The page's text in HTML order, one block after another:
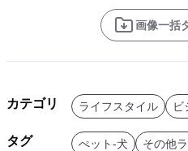
画像一括
カテゴリ ライフスタイル ビ
タグ ぺット-犬 その他